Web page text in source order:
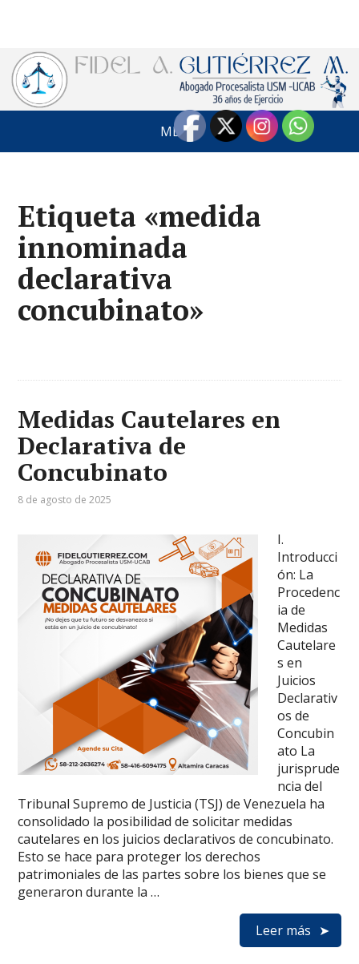
MENÚ
Etiqueta «medida
innominada
declarativa
concubinato»
Medidas Cautelares en
Declarativa de
Concubinato
8 de agosto de 2025
I.
Introducci
ón: La
Procedenc
ia de
Medidas
Cautelare
s en
Juicios
Declarativ
os de
Concubin
ato La
jurisprude
ncia del
Tribunal Supremo de Justicia (TSJ) de Venezuela ha
consolidado la posibilidad de solicitar medidas
cautelares en los juicios declarativos de concubinato.
Esto se hace para proteger los derechos
patrimoniales de las partes sobre los bienes que se
generaron durante la …
Leer más